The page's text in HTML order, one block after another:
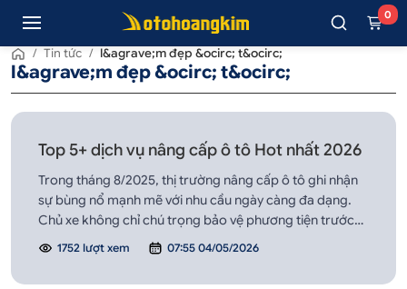
0
/ Tin tức / l&agrave;m đẹp &ocirc; t&ocirc;
l&agrave;m đẹp &ocirc; t&ocirc;
Top 5+ dịch vụ nâng cấp ô tô Hot nhất 2026
Trong tháng 8/2025, thị trường nâng cấp ô tô ghi nhận
sự bùng nổ mạnh mẽ với nhu cầu ngày càng đa dạng.
Chủ xe không chỉ chú trọng bảo vệ phương tiện trước
thời tiết khắc nghiệt, mà còn mong muốn khẳng định cá
tính, nâng cao trải nghiệm lái và tạo dấu ấn riêng.
1752 lượt xem 07:55 04/05/2026